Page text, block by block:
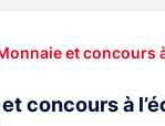
concours à
et concours